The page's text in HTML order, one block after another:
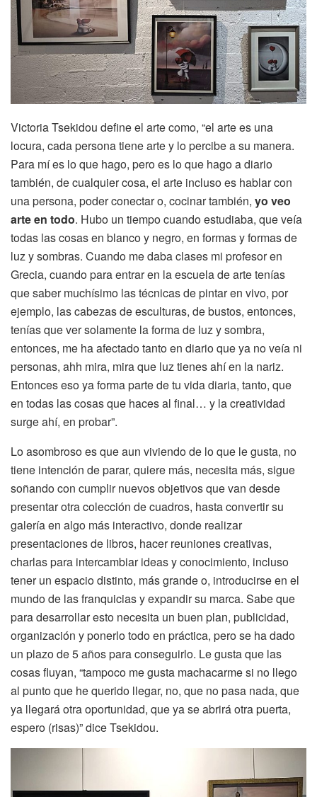
Victoria Tsekidou define el arte como, “el arte es una
locura, cada persona tiene arte y lo percibe a su manera.
Para mí es lo que hago, pero es lo que hago a diario
también, de cualquier cosa, el arte incluso es hablar con
una persona, poder conectar o, cocinar también, yo veo
arte en todo. Hubo un tiempo cuando estudiaba, que veía
todas las cosas en blanco y negro, en formas y formas de
luz y sombras. Cuando me daba clases mi profesor en
Grecia, cuando para entrar en la escuela de arte tenías
que saber muchísimo las técnicas de pintar en vivo, por
ejemplo, las cabezas de esculturas, de bustos, entonces,
tenías que ver solamente la forma de luz y sombra,
entonces, me ha afectado tanto en diario que ya no veía ni
personas, ahh mira, mira que luz tienes ahí en la nariz.
Entonces eso ya forma parte de tu vida diaria, tanto, que
en todas las cosas que haces al final… y la creatividad
surge ahí, en probar”.
Lo asombroso es que aun viviendo de lo que le gusta, no
tiene intención de parar, quiere más, necesita más, sigue
soñando con cumplir nuevos objetivos que van desde
presentar otra colección de cuadros, hasta convertir su
galería en algo más interactivo, donde realizar
presentaciones de libros, hacer reuniones creativas,
charlas para intercambiar ideas y conocimiento, incluso
tener un espacio distinto, más grande o, introducirse en el
mundo de las franquicias y expandir su marca. Sabe que
para desarrollar esto necesita un buen plan, publicidad,
organización y ponerlo todo en práctica, pero se ha dado
un plazo de 5 años para conseguirlo. Le gusta que las
cosas fluyan, “tampoco me gusta machacarme si no llego
al punto que he querido llegar, no, que no pasa nada, que
ya llegará otra oportunidad, que ya se abrirá otra puerta,
espero (risas)” dice Tsekidou.